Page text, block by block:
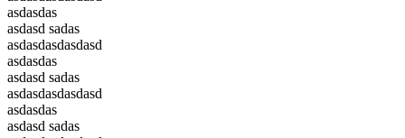
asdasdas
asdasd sadas
asdasdasdasdasd
asdasdas
asdasd sadas
asdasdasdasdasd
asdasdas
asdasd sadas